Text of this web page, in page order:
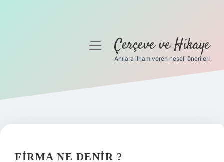
Gizlilik Politikası
Yasal Uyarı
menüyüÇerçeve ve Hikaye
Anılara ilham veren neşeli öneriler!
FIRMA NE DENIR ?